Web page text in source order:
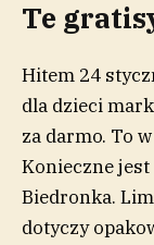
Te
Hitem 24
dla dzieci
za darmo. To
Konieczne
Biedronka.
dotyczy